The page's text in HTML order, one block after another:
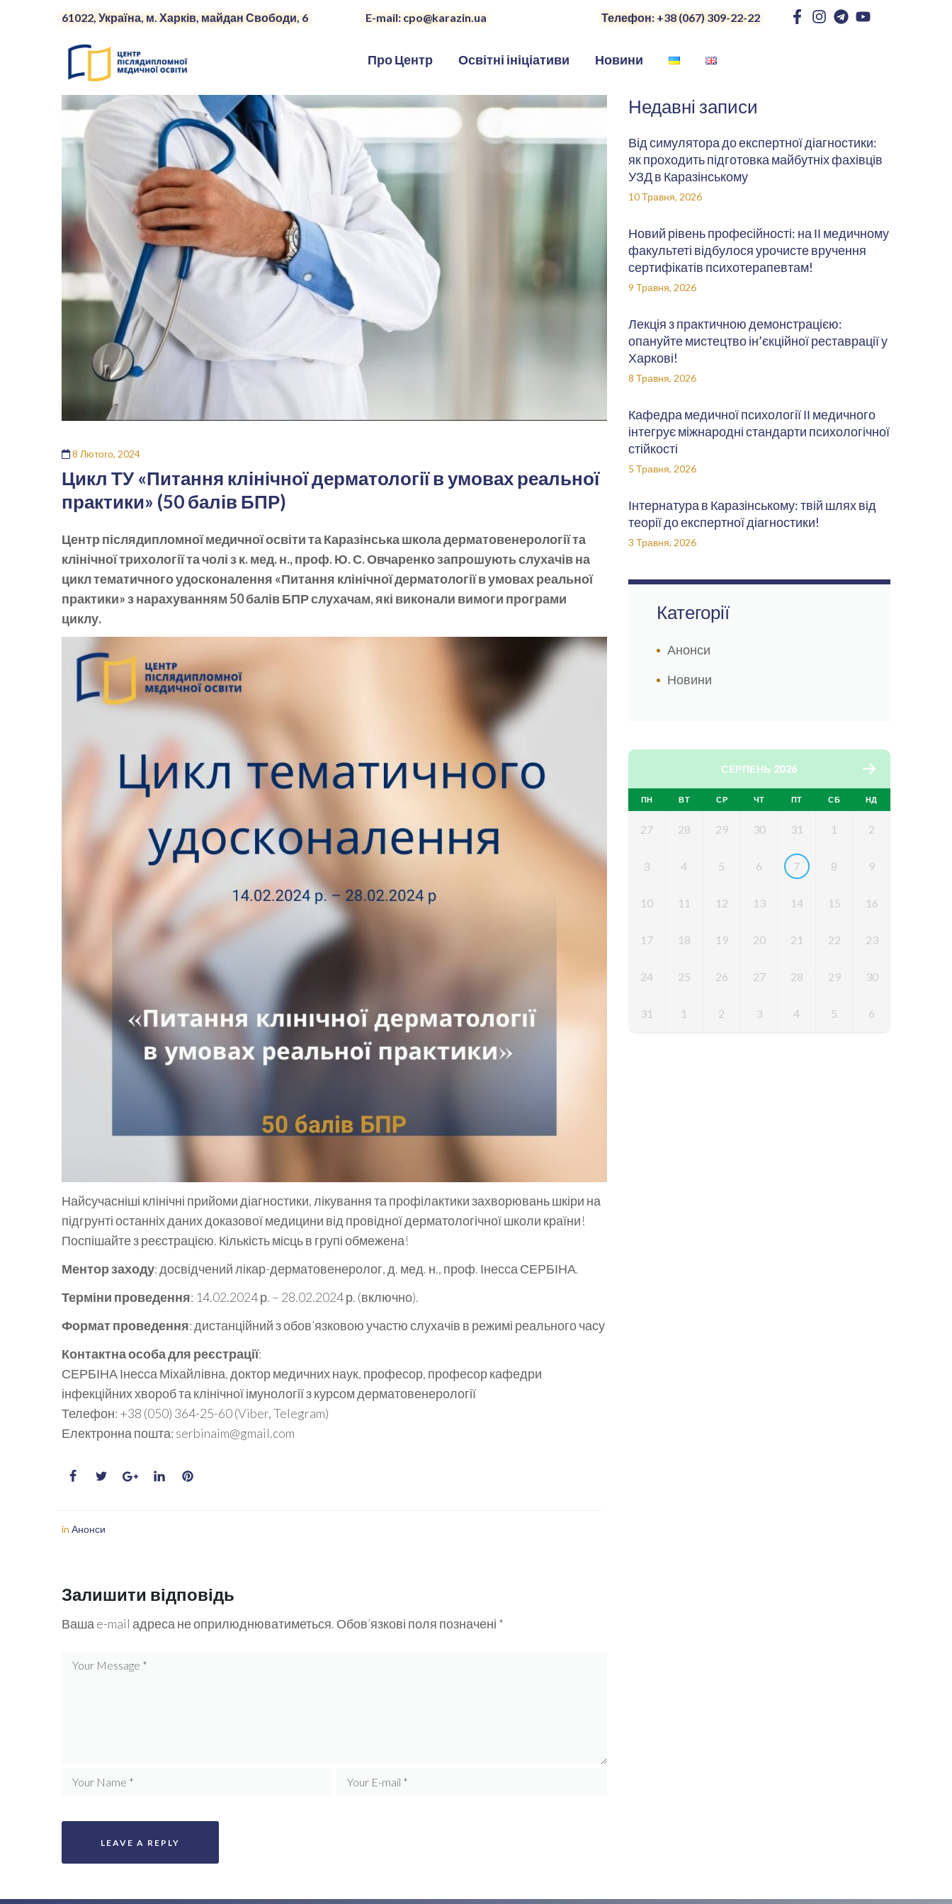
61022, Україна, м. Харків, майдан Свободи, 6 E-mail: cpo@karazin.ua Телефон: +38 (067) 309-22-22
Про Центр Освітні ініціативи Новини
8 Лютого, 2024
Цикл ТУ «Питання клінічної дерматології в умовах реальної
практики» (50 балів БПР)
Центр післядипломної медичної освіти та Каразінська школа дерматовенерології та
клінічної трихології та чолі з к. мед. н., проф. Ю. С. Овчаренко запрошують слухачів на
цикл тематичного удосконалення «Питання клінічної дерматології в умовах реальної
практики» з нарахуванням 50 балів БПР слухачам, які виконали вимоги програми
циклу.
Найсучасніші клінічні прийоми діагностики, лікування та профілактики захворювань шкіри на
підгрунті останніх даних доказової медицини від провідної дерматологічної школи країни!
Поспішайте з реєстрацією. Кількість місць в групі обмежена!
Ментор заходу: досвідчений лікар-дерматовенеролог, д. мед. н., проф. Інесса СЕРБІНА.
Терміни проведення: 14.02.2024 р. – 28.02.2024 р. (включно).
Формат проведення: дистанційний з обов’язковою участю слухачів в режимі реального часу
Контактна особа для реєстрації:
СЕРБІНА Інесса Міхайлівна, доктор медичних наук, професор, професор кафедри
інфекційних хвороб та клінічної імунології з курсом дерматовенерології
Телефон: +38 (050) 364-25-60 (Viber, Telegram)
Електронна пошта: serbinaim@gmail.com
in Анонси
Залишити відповідь
Ваша e-mail адреса не оприлюднюватиметься. Обов’язкові поля позначені *
Недавні записи
Від симулятора до експертної діагностики:
як проходить підготовка майбутніх фахівців
УЗД в Каразінському
10 Травня, 2026
Новий рівень професійності: на ІІ медичному
факультеті відбулося урочисте вручення
сертифікатів психотерапевтам!
9 Травня, 2026
Лекція з практичною демонстрацією:
опануйте мистецтво ін’єкційної реставрації у
Харкові!
8 Травня, 2026
Кафедра медичної психології ІІ медичного
інтегрує міжнародні стандарти психологічної
стійкості
5 Травня, 2026
Інтернатура в Каразінському: твій шлях від
теорії до експертної діагностики!
3 Травня, 2026
Категорії
Анонси
Новини
СЕРПЕНЬ 2026
ПН ВТ СР ЧТ ПТ СБ НД
27 28 29 30 31 1 2
3 4 5 6 7 8 9
10 11 12 13 14 15 16
17 18 19 20 21 22 23
24 25 26 27 28 29 30
31 1 2 3 4 5 6